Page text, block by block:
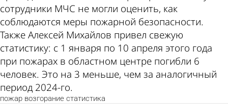
сотрудники МЧС не могли оценить, как
соблюдаются меры пожарной безопасности.
Также Алексей Михайлов привел свежую
статистику: с 1 января по 10 апреля этого года
при пожарах в областном центре погибли 6
человек. Это на 3 меньше, чем за аналогичный
период 2024-го.
пожар возгорание статистика